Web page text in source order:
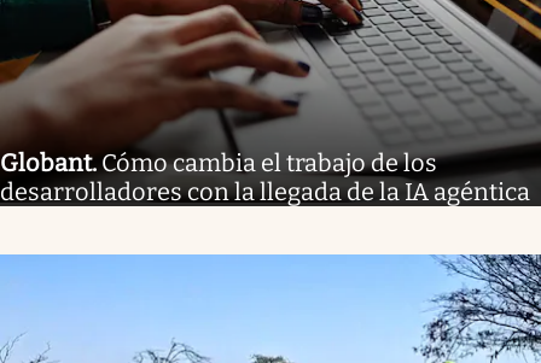
Globant. Cómo cambia el trabajo de los
desarrolladores con la llegada de la IA agéntica